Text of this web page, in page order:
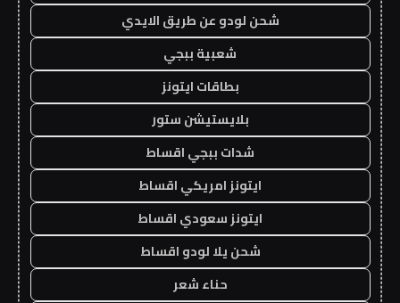
شحن لودو عن طريق الايدي
شعبية ببجي
بطاقات ايتونز
بلايستيشن ستور
شدات ببجي اقساط
ايتونز امريكي اقساط
ايتونز سعودي اقساط
شحن يلا لودو اقساط
حناء شعر